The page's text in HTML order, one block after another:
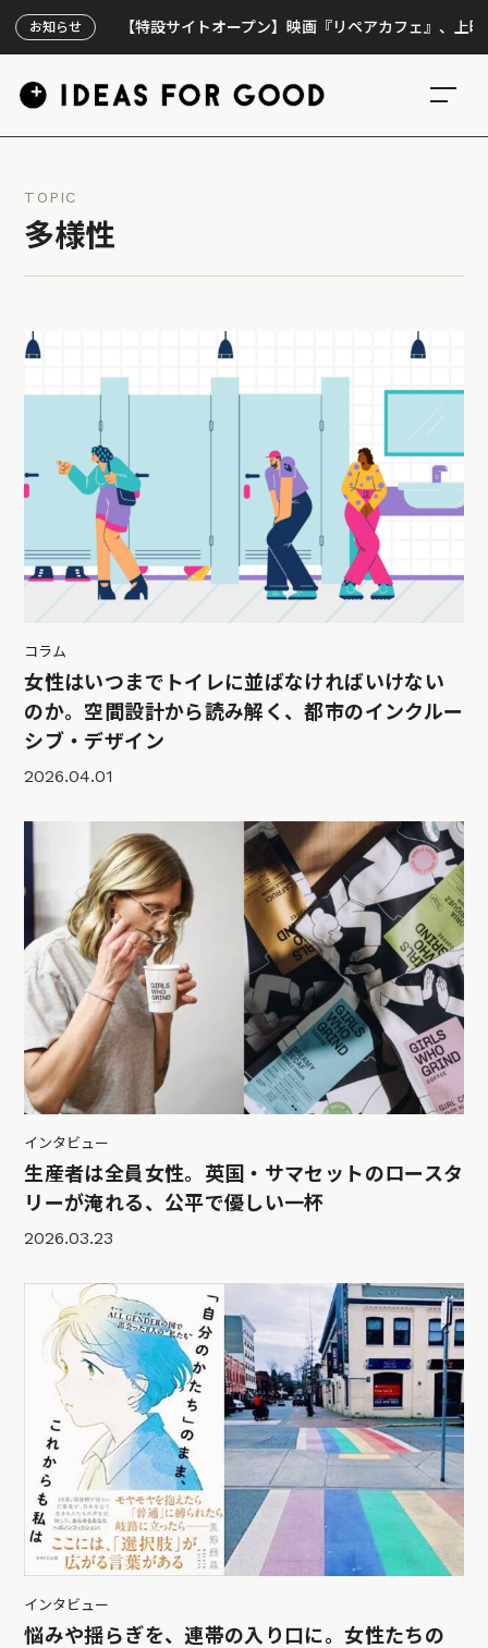
お知らせ
【特設サイトオープン】映画『リペアカフェ』、上映300回の
TOPIC
多様性
コラム
女性はいつまでトイレに並ばなければいけない
のか。空間設計から読み解く、都市のインクルー
シブ・デザイン
2026.04.01
インタビュー
生産者は全員女性。英国・サマセットのロースタ
リーが淹れる、公平で優しい一杯
2026.03.23
インタビュー
悩みや揺らぎを、連帯の入り口に。女性たちの